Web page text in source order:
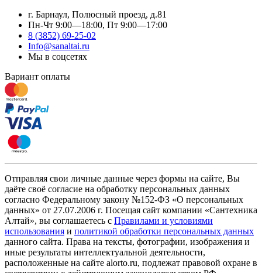
г. Барнаул, Полюсный проезд, д.81
Пн-Чт 9:00—18:00, Пт 9:00—17:00
8 (3852) 69-25-02
Info@sanaltai.ru
Мы в соцсетях
Вариант оплаты
Отправляя свои личные данные через формы на сайте, Вы
даёте своё согласие на обработку персональных данных
согласно Федеральному закону №152-ФЗ «О персональных
данных» от 27.07.2006 г. Посещая сайт компании «Cантехника
Алтай», вы соглашаетесь с Правилами и условиями
использования и политикой обработки персональных данных
данного сайта. Права на тексты, фотографии, изображения и
иные результаты интеллектуальной деятельности,
расположенные на сайте alorto.ru, подлежат правовой охране в